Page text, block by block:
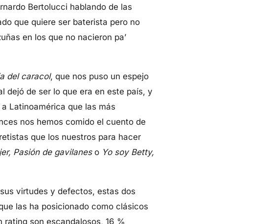
Bertolucci hablando de las
que quiere ser baterista pero no
en los que no nacieron pa’
del caracol, que nos puso un espejo
dejó de ser lo que era en este país, y
Latinoamérica que las más
nos hemos comido el cuento de
que los nuestros para hacer
Pasión de gavilaneso Yo soy Betty,
virtudes y defectos, estas dos
las ha posicionado como clásicos
son escandalosos, 16 %